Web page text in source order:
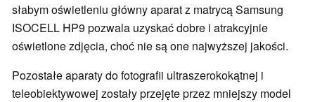
słabym oświetleniu główny aparat z matrycą Samsung
ISOCELL HP9 pozwala uzyskać dobre i atrakcyjnie
oświetlone zdjęcia, choć nie są one najwyższej jakości.
Pozostałe aparaty do fotografii ultraszerokokątnej i
teleobiektywowej zostały przejęte przez mniejszy model